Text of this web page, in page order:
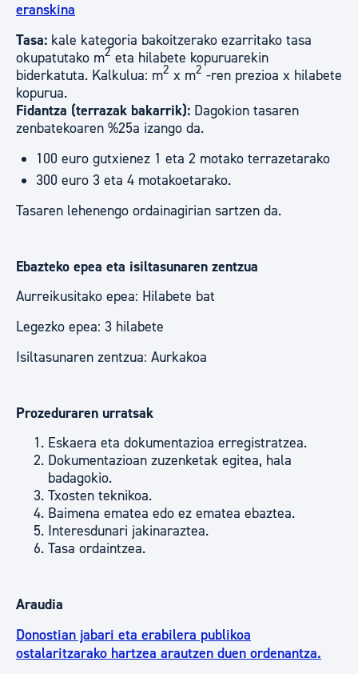
eranskina
Tasa: kale kategoria bakoitzerako ezarritako tasa
okupatutako m2 eta hilabete kopuruarekin
biderkatuta. Kalkulua: m2 x m2 -ren prezioa x hilabete
kopurua.
Fidantza (terrazak bakarrik): Dagokion tasaren
zenbatekoaren %25a izango da.
100 euro gutxienez 1 eta 2 motako terrazetarako
300 euro 3 eta 4 motakoetarako.
Tasaren lehenengo ordainagirian sartzen da.
Ebazteko epea eta isiltasunaren zentzua
Aurreikusitako epea: Hilabete bat
Legezko epea: 3 hilabete
Isiltasunaren zentzua: Aurkakoa
Prozeduraren urratsak
Eskaera eta dokumentazioa erregistratzea.
Dokumentazioan zuzenketak egitea, hala
badagokio.
Txosten teknikoa.
Baimena ematea edo ez ematea ebaztea.
Interesdunari jakinaraztea.
Tasa ordaintzea.
Araudia
Donostian jabari eta erabilera publikoa
ostalaritzarako hartzea arautzen duen ordenantza.